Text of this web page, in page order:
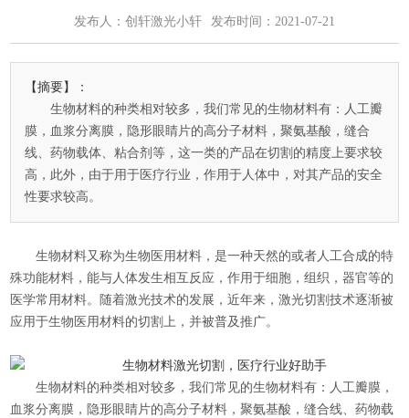
发布人：创轩激光小轩 发布时间：2021-07-21
【摘要】：
生物材料的种类相对较多，我们常见的生物材料有：人工瓣
膜，血浆分离膜，隐形眼睛片的高分子材料，聚氨基酸，缝合
线、药物载体、粘合剂等，这一类的产品在切割的精度上要求较
高，此外，由于用于医疗行业，作用于人体中，对其产品的安全
性要求较高。
生物材料又称为生物医用材料，是一种天然的或者人工合成的特
殊功能材料，能与人体发生相互反应，作用于细胞，组织，器官等的
医学常用材料。随着激光技术的发展，近年来，激光切割技术逐渐被
应用于生物医用材料的切割上，并被普及推广。
生物材料的种类相对较多，我们常见的生物材料有：人工瓣膜，
血浆分离膜，隐形眼睛片的高分子材料，聚氨基酸，缝合线、药物载